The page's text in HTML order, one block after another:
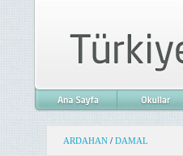
ARDAHAN / DAMAL